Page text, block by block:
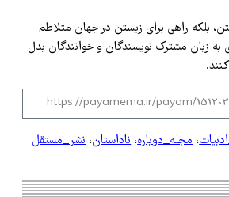
بلکه راهی برای زیستن در جهان متلاطم
زبان مشترک نویسندگان و خوانندگان بدل
،مجله_دوباره،ناداستان،نشر_مستقل